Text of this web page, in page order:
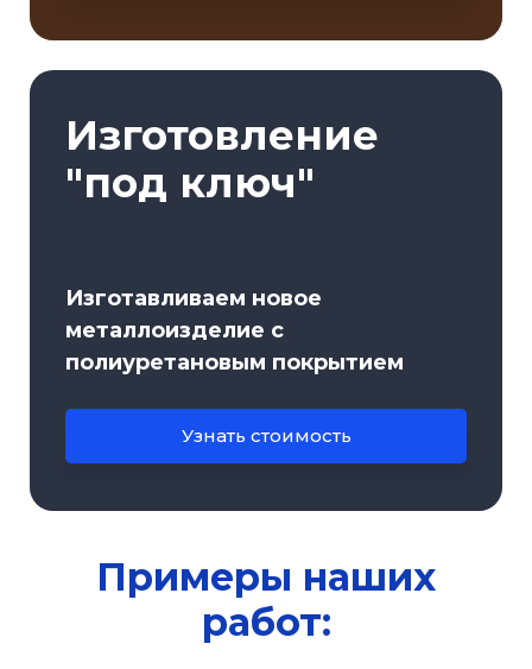
Изготовление
"под ключ"
Изготавливаем новое
металлоизделие с
полиуретановым покрытием
Узнать стоимость
Примеры наших
работ: